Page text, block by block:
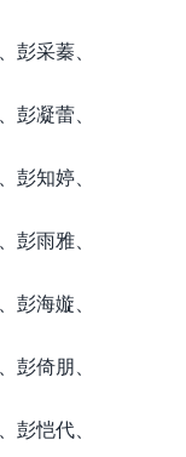
彭采蓁、
彭凝蕾、
彭知婷、
彭雨雅、
彭海嫙、
彭倚朋、
彭恺代、